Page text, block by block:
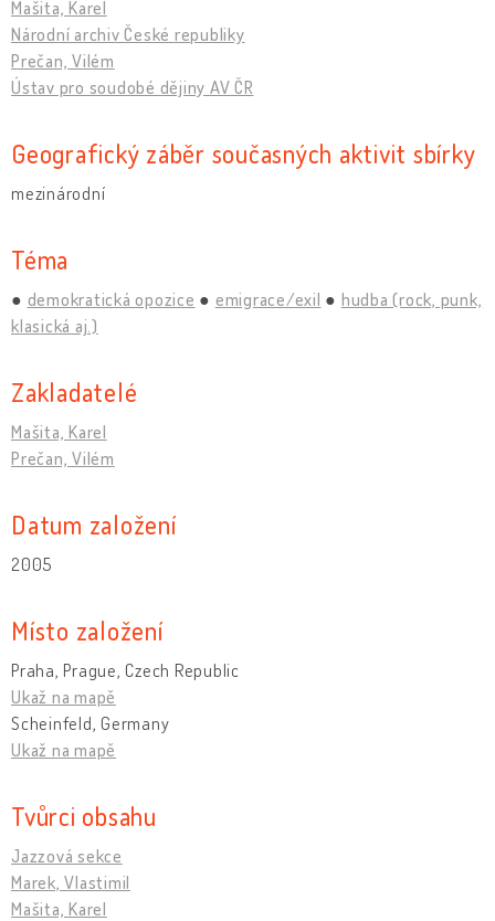
Mašita, Karel
Národní archiv České republiky
Prečan, Vilém
Ústav pro soudobé dějiny AV ČR
Geografický záběr současných aktivit sbírky
mezinárodní
Téma
demokratická opozice emigrace/exil
hudba (rock, punk,
klasická aj.)
Zakladatelé
Mašita, Karel
Prečan, Vilém
Datum založení
2005
Místo založení
Praha, Prague, Czech Republic
Ukaž na mapě
Scheinfeld, Germany
Ukaž na mapě
Tvůrci obsahu
Jazzová sekce
Marek, Vlastimil
Mašita, Karel